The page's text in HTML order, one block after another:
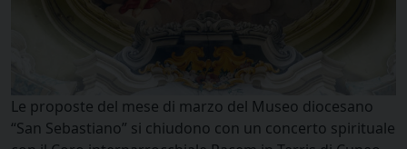
Le proposte del mese di marzo del Museo diocesano
“San Sebastiano” si chiudono con un concerto spirituale